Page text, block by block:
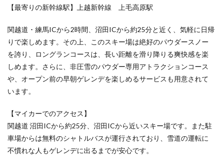
【最寄りの新幹線駅】上越新幹線 上毛高原駅
関越道・練馬ICから2時間、沼田ICから約25分と近く、気軽に日帰
りで楽しめます。その上、このスキー場は絶好のパウダースノー
を誇り、ロングランコースは、長い距離を滑り降りる爽快感を楽
しめます。さらに、非圧雪のパウダー専用アトラクションコース
や、オープン前の早朝ゲレンデを楽しめるサービスも用意されて
います。
【マイカーでのアクセス】
関越道 沼田ICから約25分、沼田ICから近いスキー場です。また駐
車場からは無料のシャトルバスが運行されており、雪道の運転に
不慣れな人もゲレンデに出るまでが安心です。